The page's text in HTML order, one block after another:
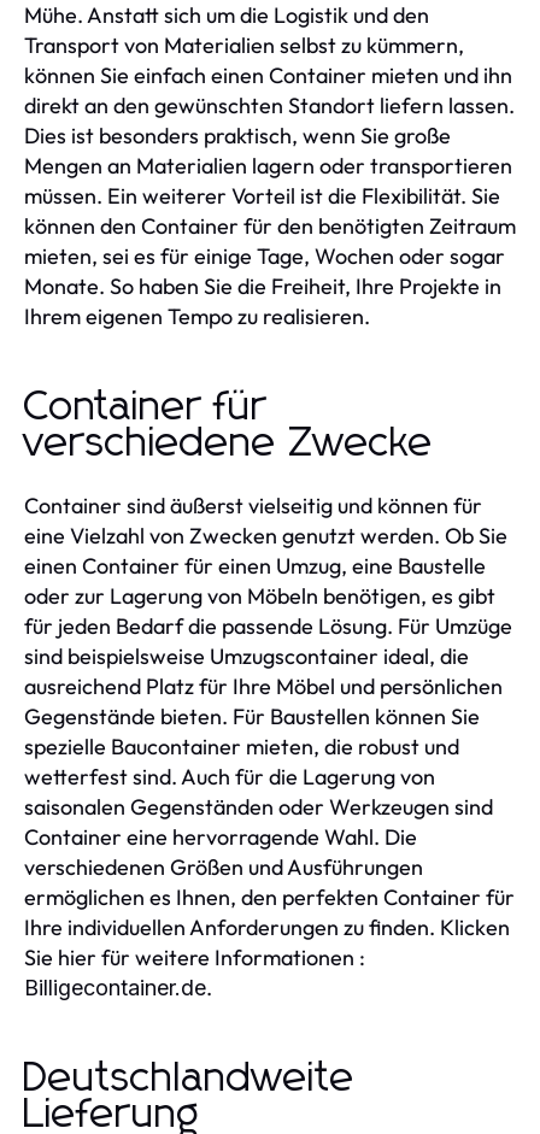
Mühe. Anstatt sich um die Logistik und den
Transport von Materialien selbst zu kümmern,
können Sie einfach einen Container mieten und ihn
direkt an den gewünschten Standort liefern lassen.
Dies ist besonders praktisch, wenn Sie große
Mengen an Materialien lagern oder transportieren
müssen. Ein weiterer Vorteil ist die Flexibilität. Sie
können den Container für den benötigten Zeitraum
mieten, sei es für einige Tage, Wochen oder sogar
Monate. So haben Sie die Freiheit, Ihre Projekte in
Ihrem eigenen Tempo zu realisieren.
Container für
verschiedene Zwecke
Container sind äußerst vielseitig und können für
eine Vielzahl von Zwecken genutzt werden. Ob Sie
einen Container für einen Umzug, eine Baustelle
oder zur Lagerung von Möbeln benötigen, es gibt
für jeden Bedarf die passende Lösung. Für Umzüge
sind beispielsweise Umzugscontainer ideal, die
ausreichend Platz für Ihre Möbel und persönlichen
Gegenstände bieten. Für Baustellen können Sie
spezielle Baucontainer mieten, die robust und
wetterfest sind. Auch für die Lagerung von
saisonalen Gegenständen oder Werkzeugen sind
Container eine hervorragende Wahl. Die
verschiedenen Größen und Ausführungen
ermöglichen es Ihnen, den perfekten Container für
Ihre individuellen Anforderungen zu finden. Klicken
Sie hier für weitere Informationen :
Billigecontainer.de.
Deutschlandweite
Lieferung